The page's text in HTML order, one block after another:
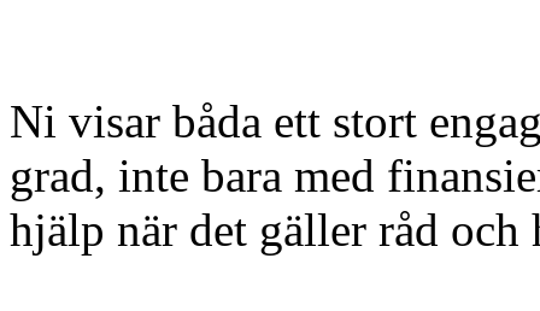
Ni visar båda ett stort
grad, inte bara med
hjälp när det gäller råd och